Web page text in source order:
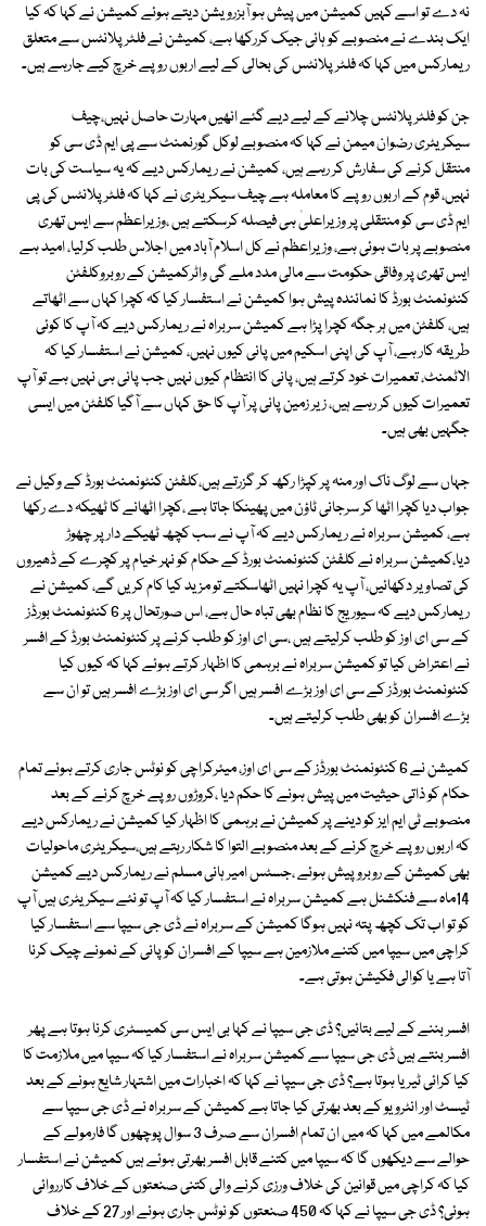
نہ دے تو اسے کہیں کمیشن میں پیش ہو آبزرویشن دیتے ہوئے کمیشن نے کہا کہ کیا
ایک بندے نے منصوبے کو ہائی جیک کررکھا ہے، کمیشن نے فلٹر پلانٹس سے متعلق
ریمارکس میں کہا کہ فلٹر پلانٹس کی بحالی کے لیے اربوں روپے خرچ کیے جارہے ہیں۔
جن کو فلٹر پلانٹس چلانے کے لیے دیے گئے انھیں مہارت حاصل نہیں،چیف
سیکریٹری رضوان میمن نے کہا کہ منصوبے لوکل گورنمنٹ سے پی ایم ڈی سی کو
منتقل کرنے کی سفارش کر رہے ہیں، کمیشن نے ریمارکس دیے کہ یہ سیاست کی بات
نہیں، قوم کے اربوں روپے کا معاملہ ہے چیف سیکریٹری نے کہا کہ فلٹر پلانٹس کی پی
ایم ڈی سی کو منتقلی پر وزیراعلیٰ ہی فیصلہ کرسکتے ہیں ،وزیراعظم سے ایس تھری
منصوبے پر بات ہوئی ہے، وزیراعظم نے کل اسلام آباد میں اجلاس طلب کرلیا، امید ہے
ایس تھری پر وفاقی حکومت سے مالی مدد ملے گی واٹرکمیشن کے روبروکلفٹن
کنٹونمنٹ بورڈ کا نمائندہ پیش ہوا کمیشن نے استفسار کیا کہ کچرا کہاں سے اٹھاتے
ہیں، کلفٹن میں ہر جگہ کچرا پڑا ہے کمیشن سربراہ نے ریمارکس دیے کہ آپ کا کوئی
طریقہ کار ہے، آپ کی اپنی اسکیم میں پانی کیوں نہیں، کمیشن نے استفسار کیا کہ
الاٹمنٹ، تعمیرات خود کرتے ہیں، پانی کا انتظام کیوں نہیں جب پانی ہی نہیں ہے تو آپ
تعمیرات کیوں کر رہے ہیں، زیر زمین پانی پر آپ کا حق کہاں سے آگیا کلفٹن میں ایسی
جگہیں بھی ہیں۔
جہاں سے لوگ ناک اور منہ پر کپڑا رکھ کر گزرتے ہیں،کلفٹن کنٹونمنٹ بورڈ کے وکیل نے
جواب دیا کچرا اٹھا کر سرجانی ٹاؤن میں پھینکا جاتا ہے ،کچرا اٹھانے کا ٹھیکہ دے رکھا
ہے، کمیشن سربراہ نے ریمارکس دیے کہ آپ نے سب کچھ ٹھیکے دار پر چھوڑ
دیا،کمیشن سربراہ نے کلفٹن کنٹونمنٹ بورڈ کے حکام کو نہر خیام پر کچرے کے ڈھیروں
کی تصاویر دکھائیں، آپ یہ کچرا نہیں اٹھاسکتے تو مزید کیا کام کریں گے، کمیشن نے
ریمارکس دیے کہ سیوریج کا نظام بھی تباہ حال ہے، اس صورتحال پر 6 کنٹونمنٹ بورڈز
کے سی ای اوز کو طلب کرلیتے ہیں ،سی ای اوز کو طلب کرنے پر کنٹونمنٹ بورڈ کے افسر
نے اعتراض کیا تو کمیشن سربراہ نے برہمی کا اظہار کرتے ہوئے کہا کہ کیوں کیا
کنٹونمنٹ بورڈز کے سی ای اوز بڑے افسر ہیں اگر سی ای اوز بڑے افسر ہیں تو ان سے
بڑے افسران کو بھی طلب کرلیتے ہیں۔
کمیشن نے 6 کنٹونمنٹ بورڈز کے سی ای اوز، میئرکراچی کو نوٹس جاری کرتے ہوئے تمام
حکام کو ذاتی حیثیت میں پیش ہونے کا حکم دیا ،کروڑوں روپے خرچ کرنے کے بعد
منصوبے ٹی ایم ایز کو دینے پر کمیشن نے برہمی کا اظہار کیا کمیشن نے ریمارکس دیے
کہ اربوں روپے خرچ کرنے کے بعد منصوبے التوا کا شکار رہتے ہیں،سیکریٹری ماحولیات
بھی کمیشن کے روبرو پیش ہوئے ،جسٹس امیر ہانی مسلم نے ریمارکس دیے کمیشن
14ماہ سے فنکشنل ہے کمیشن سربراہ نے استفسار کیا کہ آپ تو نئے سیکریٹری ہیں آپ
کو تو اب تک کچھ پتہ نہیں ہوگا کمیشن کے سربراہ نے ڈی جی سیپا سے استفسار کیا
کراچی میں سیپا میں کتنے ملازمین ہے سیپا کے افسران کو پانی کے نمونے چیک کرنا
آتا ہے یا کوالی فکیشن ہوتی ہے۔
افسر بننے کے لیے بتائیں؟ ڈی جی سیپا نے کہا بی ایس سی کمیسٹری کرنا ہوتا ہے پھر
افسر بنتے ہیں ڈی جی سیپا سے کمیشن سربراہ نے استفسار کیا کہ سیپا میں ملازمت کا
کیا کرائی ٹیریا ہوتا ہے؟ ڈی جی سیپا نے کہا کہ اخبارات میں اشتہار شایع ہونے کے بعد
ٹیسٹ اور انٹرویو کے بعد بھرتی کیا جاتا ہے کمیشن کے سربراہ نے ڈی جی سیپا سے
مکالمے میں کہا کہ میں ان تمام افسران سے صرف 3 سوال پوچھوں گا فارمولے کے
حوالے سے دیکھوں گا کہ سیپا میں کتنے قابل افسر بھرتی ہوئے ہیں کمیشن نے استفسار
کیا کہ کراچی میں قوانین کی خلاف ورزی کرنے والی کتنی صنعتوں کے خلاف کارروائی
ہوئی؟ ڈی جی سیپا نے کہا کہ 450 صنعتوں کو نوٹس جاری ہوئے اور 27 کے خلاف